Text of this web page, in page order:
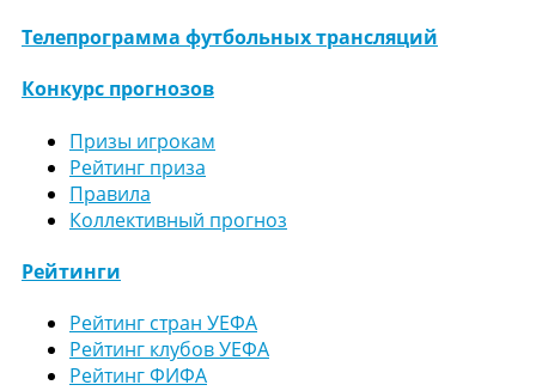
Телепрограмма футбольных трансляций
Конкурс прогнозов
Призы игрокам
Рейтинг приза
Правила
Коллективный прогноз
Рейтинги
Рейтинг стран УЕФА
Рейтинг клубов УЕФА
Рейтинг ФИФА